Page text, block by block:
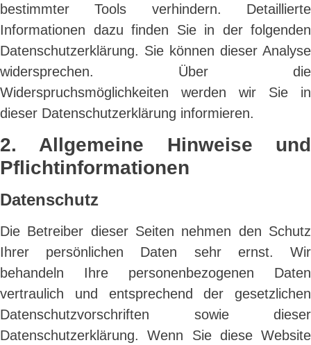
bestimmter Tools verhindern. Detaillierte
Informationen dazu finden Sie in der folgenden
Datenschutzerklärung. Sie können dieser Analyse
widersprechen. Über die
Widerspruchsmöglichkeiten werden wir Sie in
dieser Datenschutzerklärung informieren.
2. Allgemeine Hinweise und
Pflichtinformationen
Datenschutz
Die Betreiber dieser Seiten nehmen den Schutz
Ihrer persönlichen Daten sehr ernst. Wir
behandeln Ihre personenbezogenen Daten
vertraulich und entsprechend der gesetzlichen
Datenschutzvorschriften sowie dieser
Datenschutzerklärung. Wenn Sie diese Website